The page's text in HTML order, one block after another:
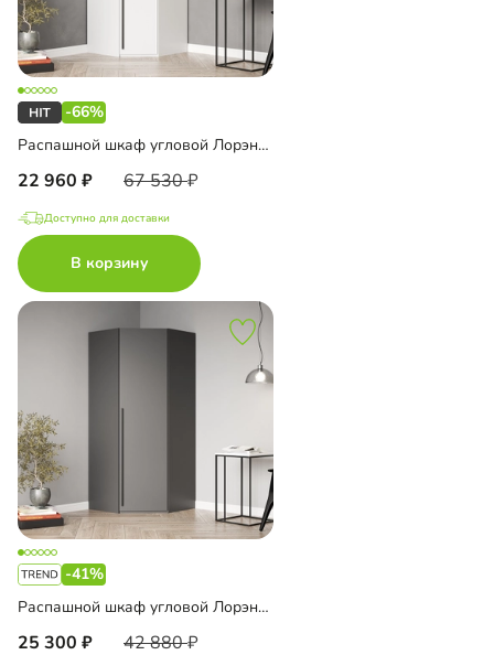
-66%
Распашной шкаф угловой Лорэна-800
22 960 67 530
Доступно для доставки
В корзину
-41%
Распашной шкаф угловой Лорэна-900
25 300 42 880